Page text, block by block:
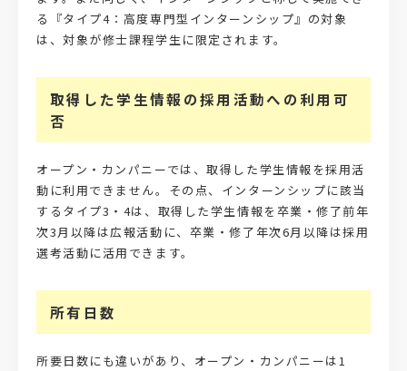
る『タイプ4：高度専門型インターンシップ』の対象
は、対象が修士課程学生に限定されます。
取得した学生情報の採用活動への利用可
否
オープン・カンパニーでは、取得した学生情報を採用活
動に利用できません。その点、インターンシップに該当
するタイプ3・4は、取得した学生情報を卒業・修了前年
次3月以降は広報活動に、卒業・修了年次6月以降は採用
選考活動に活用できます。
所有日数
所要日数にも違いがあり、オープン・カンパニーは1